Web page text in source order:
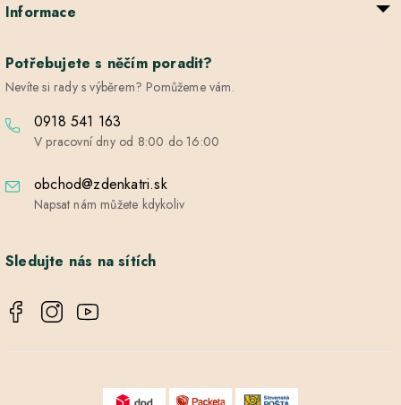
Informace
Potřebujete s něčím poradit?
Nevíte si rady s výběrem? Pomůžeme vám.
0918 541 163
V pracovní dny od 8:00 do 16:00
obchod@zdenkatri.sk
Napsat nám můžete kdykoliv
Sledujte nás na sítích